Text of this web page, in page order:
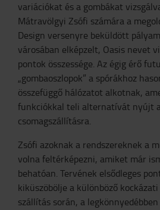
variációkat és a gombákat
Mátravölgyi Zsófi számára a
Design versenyre beküldött
városában elképzelt, Oasis nevet
pontok összessége. Az égig érő
„gombaoszlopok” a spórákhoz
összefüggő hálózatot alkotnak,
funkciókkal teli alternatívát nyújt
csomagszállításra.
Zsófi azoknak a rendszereknek a
volna feltérképezni, amiket már
behatóan. Tervének elsődleges
kiküszöbölje a különböző
szállítás során, a